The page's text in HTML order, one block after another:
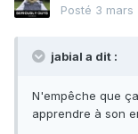
Posté 3 mars
jabial a dit :
N'empêche que
apprendre à son